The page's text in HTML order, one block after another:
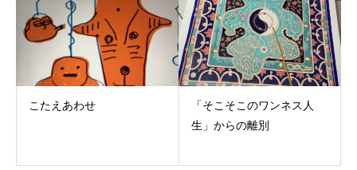
こたえあわせ
「そこそこのワンネス人
生」からの離別